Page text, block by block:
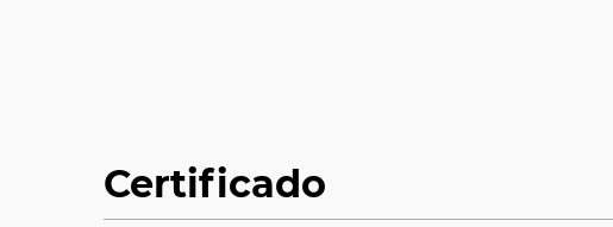
Certificado